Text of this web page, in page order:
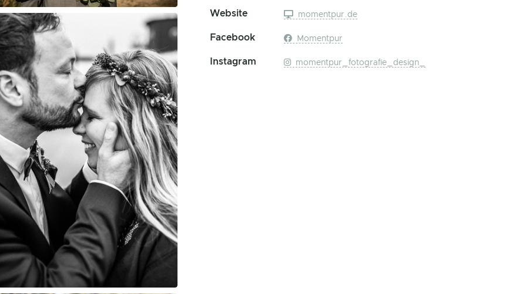
Website momentpur.de
Facebook Momentpur
Instagram momentpur_fotografie_design_